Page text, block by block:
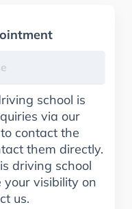
school is
via our
contact the
them directly.
driving school
visibility on
us.